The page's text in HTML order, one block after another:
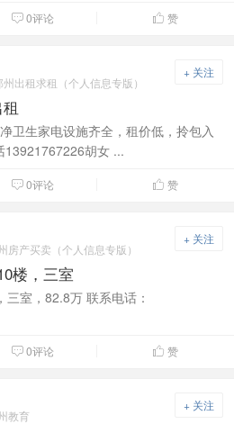
 0评论  赞
+ 关注
州出租求租（个人信息专版）
卫生家电设施齐全，租价低，拎包入
13921767226胡女 ...
 0评论  赞
+ 关注
房产买卖（个人信息专版）
楼，三室
室，82.8万 联系电话：
 0评论  赞
+ 关注
教育